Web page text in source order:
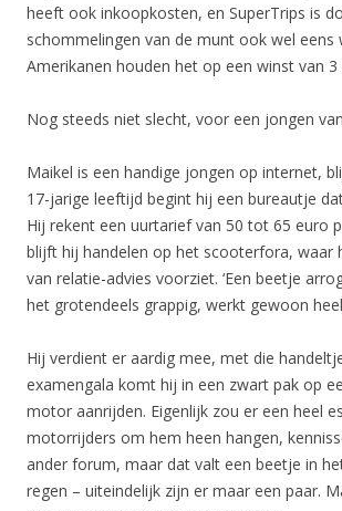
heeft ook inkoopkosten, en SuperTrips is
schommelingen van de munt ook wel eens
Amerikanen houden het op een winst van 3
Nog steeds niet slecht, voor een jongen
Maikel is een handige jongen op internet,
17-jarige leeftijd begint hij een bureautje
Hij rekent een uurtarief van 50 tot 65 euro
blijft hij handelen op het scooterfora, waar
van relatie-advies voorziet. ‘Een beetje
het grotendeels grappig, werkt gewoon heel
Hij verdient er aardig mee, met die
examengala komt hij in een zwart pak op
motor aanrijden. Eigenlijk zou er een heel
motorrijders om hem heen hangen,
ander forum, maar dat valt een beetje in
regen – uiteindelijk zijn er maar een paar.